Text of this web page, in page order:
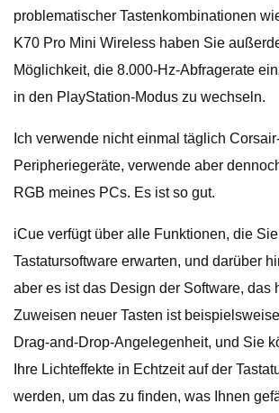
problematischer Tastenkombinationen
K70 Pro Mini Wireless haben Sie
Möglichkeit, die 8.000-Hz-Abfragerate
in den PlayStation-Modus zu wechseln.
Ich verwende nicht einmal täglich
Peripheriegeräte, verwende aber
RGB meines PCs. Es ist so gut.
iCue verfügt über alle Funktionen, die
Tastatursoftware erwarten, und darüber
aber es ist das Design der Software, das
Zuweisen neuer Tasten ist
Drag-and-Drop-Angelegenheit, und Sie
Ihre Lichteffekte in Echtzeit auf der
werden, um das zu finden, was Ihnen